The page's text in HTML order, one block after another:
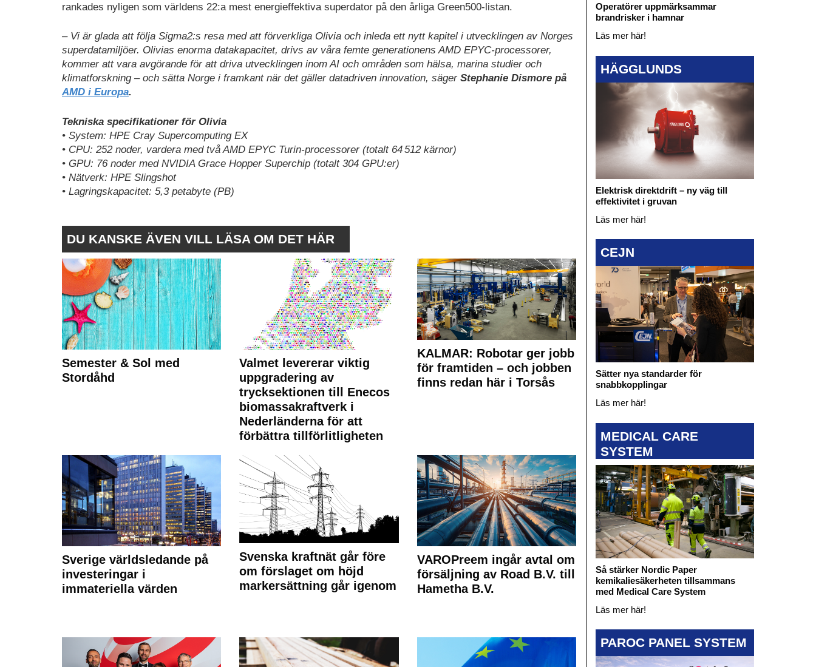
rankades nyligen som världens 22:a mest energieffektiva superdator på den årliga Green500-listan.
– Vi är glada att följa Sigma2:s resa med att förverkliga Olivia och inleda ett nytt kapitel i utvecklingen av Norges
superdatamiljöer. Olivias enorma datakapacitet, drivs av våra femte generationens AMD EPYC-processorer,
kommer att vara avgörande för att driva utvecklingen inom AI och områden som hälsa, marina studier och
klimatforskning – och sätta Norge i framkant när det gäller datadriven innovation, säger Stephanie Dismore på
AMD i Europa.
Tekniska specifikationer för Olivia
• System: HPE Cray Supercomputing EX
• CPU: 252 noder, vardera med två AMD EPYC Turin-processorer (totalt 64 512 kärnor)
• GPU: 76 noder med NVIDIA Grace Hopper Superchip (totalt 304 GPU:er)
• Nätverk: HPE Slingshot
• Lagringskapacitet: 5,3 petabyte (PB)
DU KANSKE ÄVEN VILL LÄSA OM DET HÄR
Semester & Sol med
Stordåhd
Valmet levererar viktig
uppgradering av
trycksektionen till Enecos
biomassakraftverk i
Nederländerna för att
förbättra tillförlitligheten
KALMAR: Robotar ger jobb
för framtiden – och jobben
finns redan här i Torsås
Sverige världsledande på
investeringar i
immateriella värden
Svenska kraftnät går före
om förslaget om höjd
markersättning går igenom
VAROPreem ingår avtal om
försäljning av Road B.V. till
Hametha B.V.
Operatörer uppmärksammar
brandrisker i hamnar
Läs mer här!
HÄGGLUNDS
Elektrisk direktdrift – ny väg till
effektivitet i gruvan
Läs mer här!
CEJN
Sätter nya standarder för
snabbkopplingar
Läs mer här!
MEDICAL CARE
SYSTEM
Så stärker Nordic Paper
kemikaliesäkerheten tillsammans
med Medical Care System
Läs mer här!
PAROC PANEL SYSTEM